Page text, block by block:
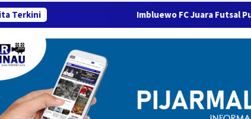
Terkini Imbluewo FC Juara Futsal Putra BMC